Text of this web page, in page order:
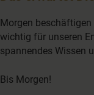
Morgen
wichtig für unseren
spannendes Wissen
Bis Morgen!